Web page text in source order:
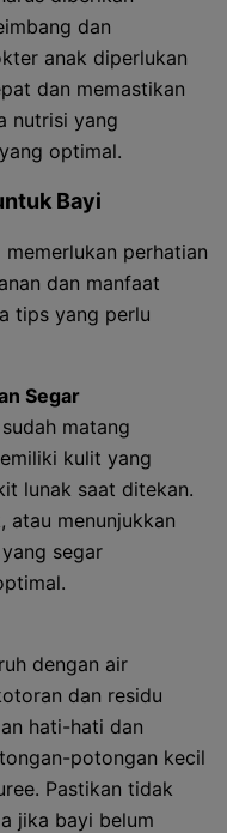
dan
anak diperlukan
dan memastikan
nutrisi yang
optimal.
Bayi
perhatian
dan manfaat
tips yang perlu
Segar
matang
kulit yang
lunak saat ditekan.
atau menunjukkan
segar
dengan air
dan residu
hati-hati dan
potongan kecil
Pastikan tidak
jika bayi belum